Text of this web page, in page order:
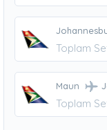
Toplam
Maun
Toplam